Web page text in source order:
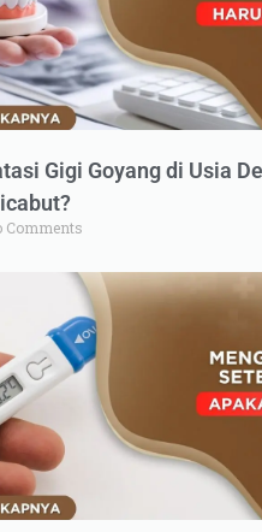
Gigi Goyang di Usia
Comments